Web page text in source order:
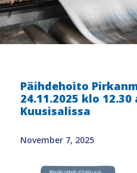
Päihdehoito
24.11.2025 klo
Kuusisalissa
November 7, 2025